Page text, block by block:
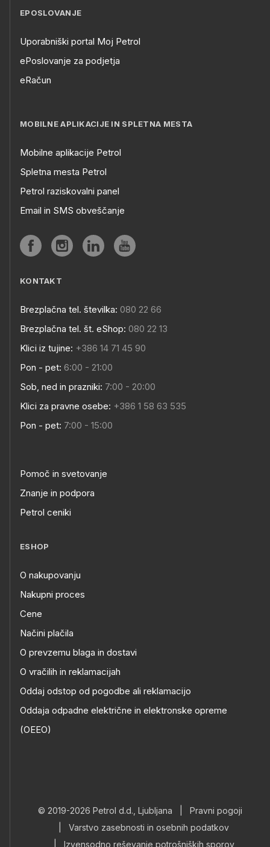
EPOSLOVANJE
Uporabniški portal Moj Petrol
ePoslovanje za podjetja
eRačun
MOBILNE APLIKACIJE IN SPLETNA MESTA
Mobilne aplikacije Petrol
Spletna mesta Petrol
Petrol raziskovalni panel
Email in SMS obveščanje
KONTAKT
Brezplačna tel. številka: 080 22 66
Brezplačna tel. št. eShop: 080 22 13
Klici iz tujine: +386 14 71 45 90
Pon - pet: 6:00 - 21:00
Sob, ned in prazniki: 7:00 - 20:00
Klici za pravne osebe: +386 1 58 63 535
Pon - pet: 7:00 - 15:00
Pomoč in svetovanje
Znanje in podpora
Petrol ceniki
ESHOP
O nakupovanju
Nakupni proces
Cene
Načini plačila
O prevzemu blaga in dostavi
O vračilih in reklamacijah
Oddaj odstop od pogodbe ali reklamacijo
Oddaja odpadne električne in elektronske opreme
(OEEO)
© 2019-2026 Petrol d.d., Ljubljana
Pravni pogoji
Varstvo zasebnosti in osebnih podatkov
Izvensodno reševanje potrošniških sporov